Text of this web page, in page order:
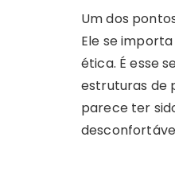
Um dos
Ele se
ética. É esse
estruturas de
parece ter